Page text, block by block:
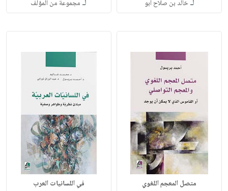
لـخالد بن صلاح أبو لـ مجموعة من المؤلف
متصل المعجم اللغوي في اللسانيات العرب